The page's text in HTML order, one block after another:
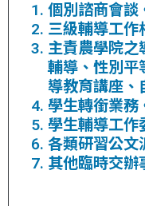
個別諮商會談
三級輔導工作
主責農學院之
輔導、性別平
導教育講座、
學生轉銜業務
學生輔導工作
各類研習公文
其他臨時交辦